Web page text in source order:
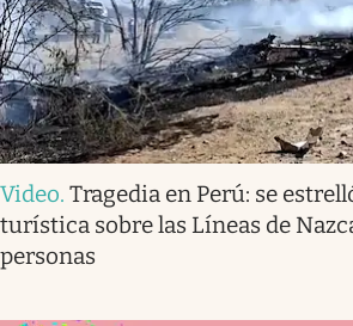
Video. Tragedia en Perú: se
turística sobre las Líneas de
personas